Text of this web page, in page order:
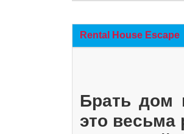
Rental House Escape
Брать дом
это весьма